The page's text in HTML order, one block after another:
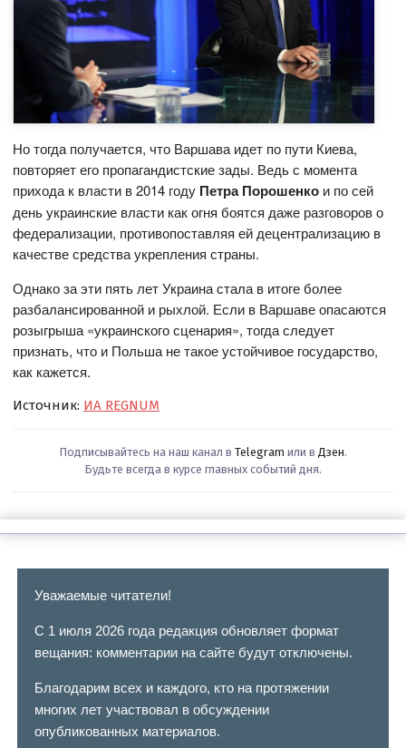
Но тогда получается, что Варшава идет по пути Киева,
повторяет его пропагандистские зады. Ведь с момента
прихода к власти в 2014 году Петра Порошенко и по сей
день украинские власти как огня боятся даже разговоров о
федерализации, противопоставляя ей децентрализацию в
качестве средства укрепления страны.
Однако за эти пять лет Украина стала в итоге более
разбалансированной и рыхлой. Если в Варшаве опасаются
розыгрыша «украинского сценария», тогда следует
признать, что и Польша не такое устойчивое государство,
как кажется.
Источник: ИА REGNUM
Подписывайтесь на наш канал в Telegram или в Дзен.
Будьте всегда в курсе главных событий дня.
Уважаемые читатели!
С 1 июля 2026 года редакция обновляет формат
вещания: комментарии на сайте будут отключены.
Благодарим всех и каждого, кто на протяжении
многих лет участвовал в обсуждении
опубликованных материалов.